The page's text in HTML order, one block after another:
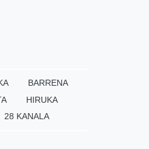
BARRENA
HIRUKA
28 KANALA